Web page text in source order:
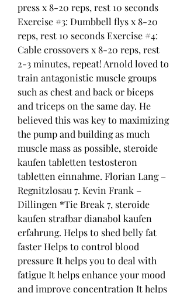
press x 8-20 reps, rest 10 seconds
Exercise #3: Dumbbell flys x 8-20
reps, rest 10 seconds Exercise #4:
Cable crossovers x 8-20 reps, rest
2-3 minutes, repeat! Arnold loved to
train antagonistic muscle groups
such as chest and back or biceps
and triceps on the same day. He
believed this was key to maximizing
the pump and building as much
muscle mass as possible, steroide
kaufen tabletten testosteron
tabletten einnahme. Florian Lang –
Regnitzlosau 7. Kevin Frank –
Dillingen *Tie Break 7, steroide
kaufen strafbar dianabol kaufen
erfahrung. Helps to shed belly fat
faster Helps to control blood
pressure It helps you to deal with
fatigue It helps enhance your mood
and improve concentration It helps